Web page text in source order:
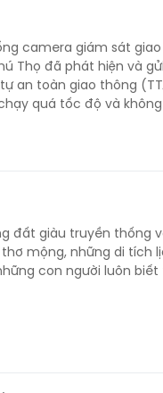
camera giám sát
Thọ đã phát hiện và
an toàn giao thông
quá tốc độ và
đất giàu truyền thống
mộng, những di tích
con người luôn